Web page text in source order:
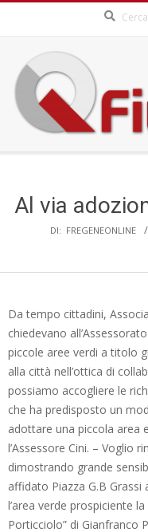
content
MenuAl via
DI: FREGENEONLINE
Da tempo cittadini,
chiedevano
piccole aree verdi a titolo
alla città nell’ottica di
possiamo accogliere le
che ha predisposto un
adottare una piccola area
l’Assessore Cini. – Voglio
dimostrando grande
affidato Piazza G.B Grassi
l’area verde prospiciente
Porticciolo” di Gianfranco